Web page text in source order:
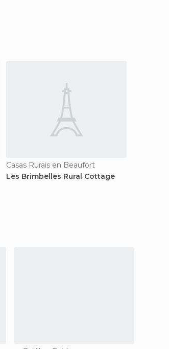
Casas Rurais en Beaufort
Les Brimbelles Rural Cottage